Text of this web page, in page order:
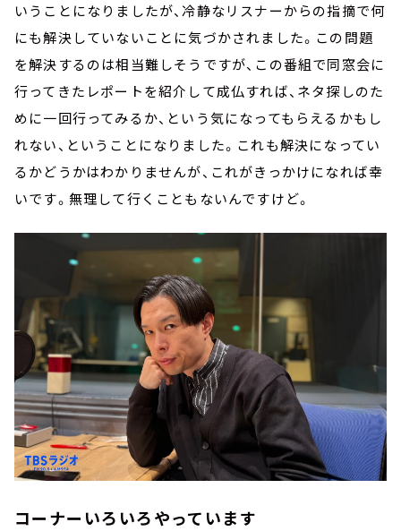
いうことになりましたが、冷静なリスナーからの指摘で何
にも解決していないことに気づかされました。この問題
を解決するのは相当難しそうですが、この番組で同窓会に
行ってきたレポートを紹介して成仏すれば、ネタ探しのた
めに一回行ってみるか、という気になってもらえるかもし
れない、ということになりました。これも解決になってい
るかどうかはわかりませんが、これがきっかけになれば幸
いです。無理して行くこともないんですけど。
コーナーいろいろやっています